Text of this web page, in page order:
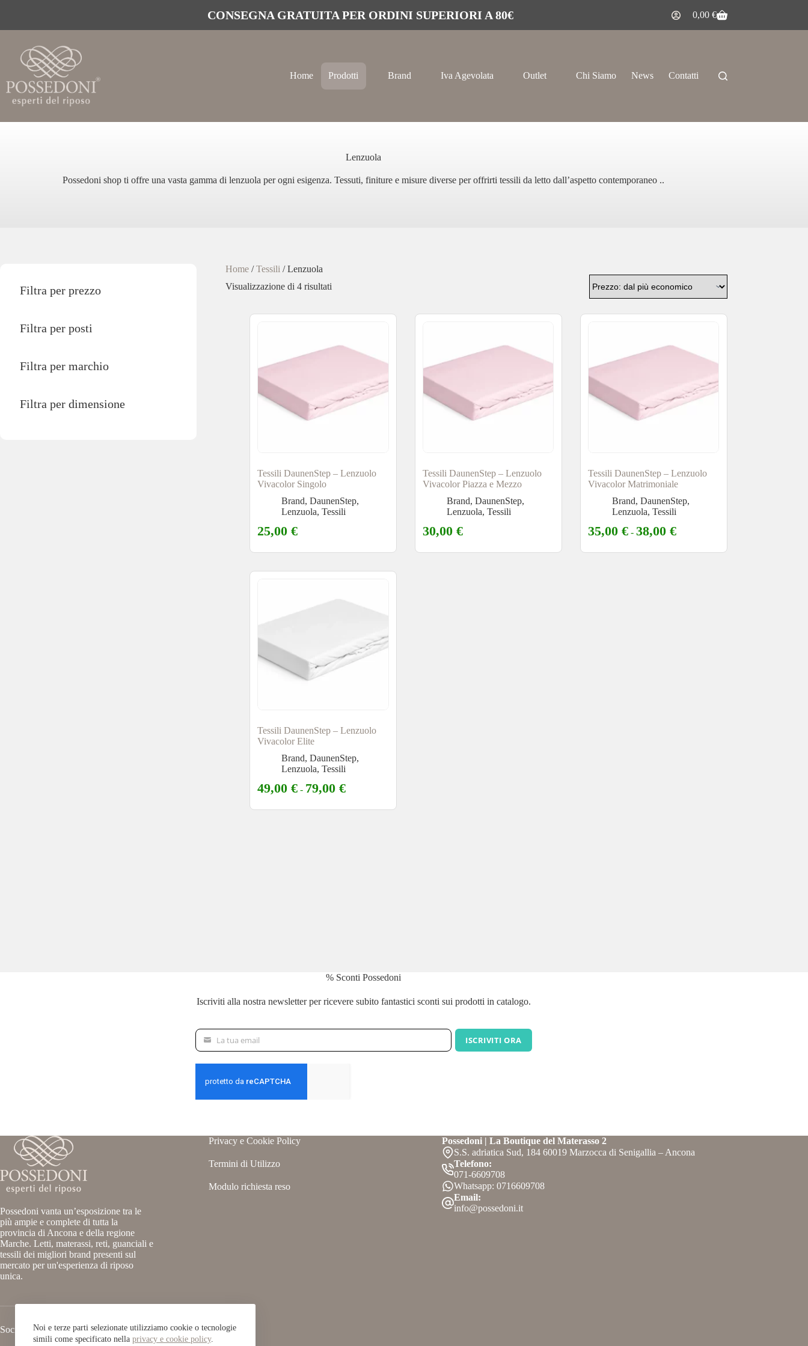
Noi e terze parti selezionate utilizziamo cookie o tecnologie
simili come specificato nella privacy e cookie policy.
CONSEGNA GRATUITA PER ORDINI SUPERIORI A 80€ 0,00 €
Home Prodotti Brand Iva Agevolata Outlet Chi Siamo News Contatti
Lenzuola
Possedoni shop ti offre una vasta gamma di lenzuola per ogni esigenza. Tessuti, finiture e misure diverse per offrirti tessili da letto dall’aspetto contemporaneo ..
Home/Tessili / Lenzuola
Visualizzazione di 4 risultati
Tessili DaunenStep – Lenzuolo
Vivacolor Singolo
Brand,DaunenStep,
Lenzuola,Tessili
25,00€
Tessili DaunenStep – Lenzuolo
Vivacolor Piazza e Mezzo
Brand,DaunenStep,
Lenzuola,Tessili
30,00€
Tessili DaunenStep – Lenzuolo
Vivacolor Matrimoniale
Brand, DaunenStep,
Lenzuola, Tessili
35,00 € - 38,00 €
Tessili DaunenStep – Lenzuolo
Vivacolor Elite
Brand,DaunenStep,
Lenzuola,Tessili
49,00€ - 79,00€
Filtra per prezzo
Filtra per posti
Filtra per marchio
Filtra per dimensione
% Sconti Possedoni
Iscriviti alla nostra newsletter per ricevere subito fantastici sconti sui prodotti in catalogo.
La
tua
email
La tua email ISCRIVITI ORA
Possedoni vanta un’esposizione tra le
più ampie e complete di tutta la
provincia di Ancona e della regione
Marche. Letti, materassi, reti, guanciali e
tessili dei migliori brand presenti sul
mercato per un'esperienza di riposo
unica.
Social
Privacy e Cookie Policy
Termini di Utilizzo
Modulo richiesta reso
Possedoni | La Boutique del Materasso 2
S.S. adriatica Sud, 184 60019 Marzocca di Senigallia – Ancona
Telefono:
071-6609708
Whatsapp: 0716609708
Email:
info@possedoni.it